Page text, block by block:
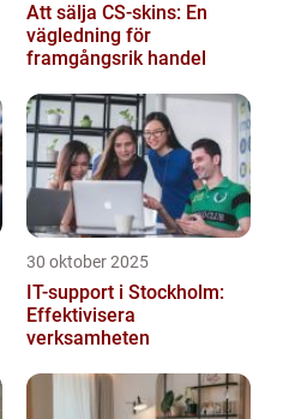
Att sälja CS-skins: En
vägledning för
framgångsrik handel
30 oktober 2025
IT-support i Stockholm:
Effektivisera
verksamheten